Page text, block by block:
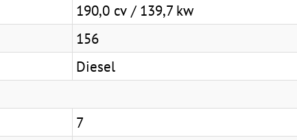
190,0 cv / 139,7 kw
156
Diesel
7